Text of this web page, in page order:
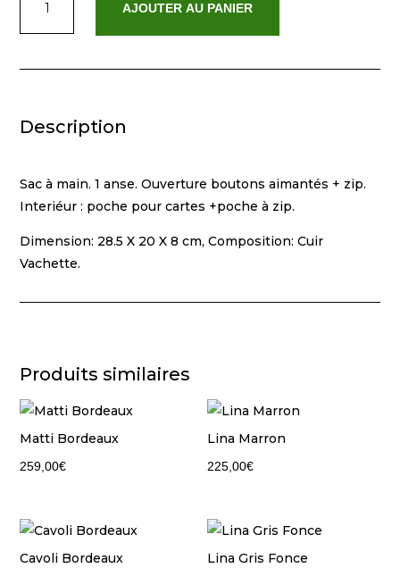
Kay
AJOUTER AU PANIER
Description
Sac à main. 1 anse. Ouverture boutons aimantés + zip.
Interiéur : poche pour cartes +poche à zip.
Dimension: 28.5 X 20 X 8 cm, Composition: Cuir
Vachette.
Produits similaires
Matti Bordeaux
259,00€
Lina Marron
225,00€
Cavoli Bordeaux Lina Gris Fonce